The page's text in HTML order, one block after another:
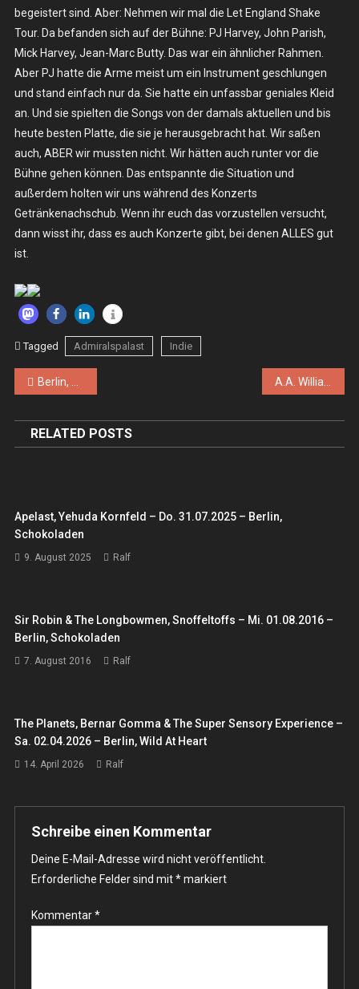
begeistert sind. Aber: Nehmen wir mal die Let England Shake
Tour. Da befanden sich auf der Bühne: PJ Harvey, John Parish,
Mick Harvey, Jean-Marc Butty. Das war ein ähnlicher Rahmen.
Aber PJ hatte die Arme meist um ein Instrument geschlungen
und stand einfach nur da. Sie hatte ein unfassbar geniales Kleid
an. Und sie spielten die Songs von der damals aktuellen und bis
heute besten Platte, die sie je herausgebracht hat. Wir saßen
auch, ABER wir mussten nicht. Wir hätten auch runter vor die
Bühne gehen können. Das entspannte die Situation und
außerdem holten wir uns während des Konzerts
Getränkenachschub. Wenn ihr euch das vorzustellen versucht,
dann wisst ihr, dass es auch Konzerte gibt, bei denen ALLES gut
ist.
Tagged Admiralspalast Indie
Beitragsnavigation
Berlin, Admiralspalast
RELATED POSTS
Apelast, Yehuda Kornfeld – Do. 31.07.2025 – Berlin,
Schokoladen
9. August 2025 Ralf
Sir Robin & The Longbowmen, Snoffeltoffs – Mi. 01.08.2016 –
Berlin, Schokoladen
7. August 2016 Ralf
The Planets, Bernar Gomma & The Super Sensory Experience –
Sa. 02.04.2026 – Berlin, Wild At Heart
14. April 2026 Ralf
Schreibe einen Kommentar
Deine E-Mail-Adresse wird nicht veröffentlicht.
Erforderliche Felder sind mit*markiert
Kommentar*